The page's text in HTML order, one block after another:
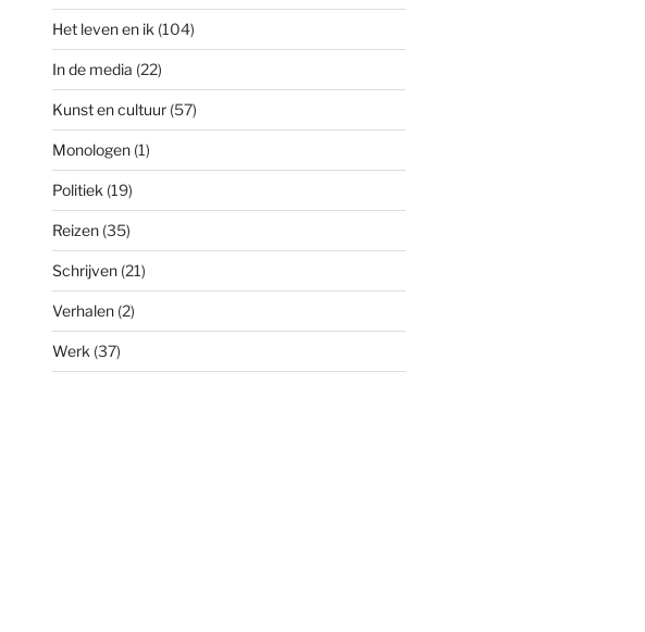
Het leven en ik (104)
In de media (22)
Kunst en cultuur(57)
Monologen(1)
Politiek (19)
Reizen(35)
Schrijven(21)
Verhalen(2)
Werk (37)